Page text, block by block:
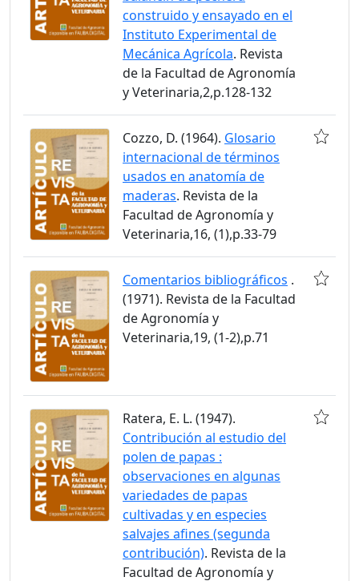
construido y ensayado en el
Instituto Experimental de
Mecánica Agrícola. Revista
de la Facultad de Agronomía
y Veterinaria,2,p.128-132
Cozzo, D. (1964). Glosario
internacional de términos
usados en anatomía de
maderas. Revista de la
Facultad de Agronomía y
Veterinaria,16, (1),p.33-79
Comentarios bibliográficos .
(1971). Revista de la Facultad
de Agronomía y
Veterinaria,19, (1-2),p.71
Ratera, E. L. (1947).
Contribución al estudio del
polen de papas :
observaciones en algunas
variedades de papas
cultivadas y en especies
salvajes afines (segunda
contribución). Revista de la
Facultad de Agronomía y